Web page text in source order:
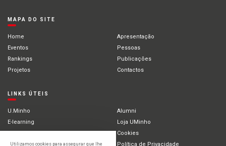
MAPA DO SITE
Home
Apresentação
Eventos
Pessoas
Rankings
Publicações
Projetos
Contactos
LINKS ÚTEIS
U.Minho
Alumni
E-learning
Loja UMinho
Cookies
Intranet
Política de Privacidade
Utilizamos cookies para assegurar que lhe